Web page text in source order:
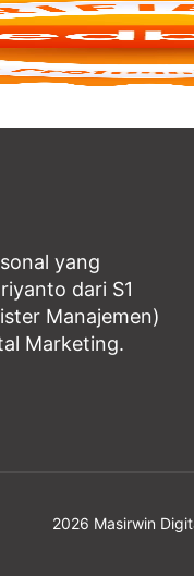
yang
dari S1
Manajemen)
Marketing.
2026 Masirwin